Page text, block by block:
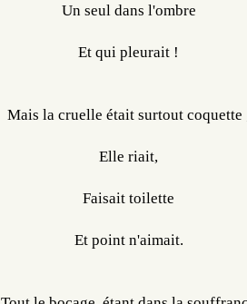
Un seul dans l'ombre
Et qui pleurait !
Mais la cruelle était surtout coquette
Elle riait,
Faisait toilette
Et point n'aimait.